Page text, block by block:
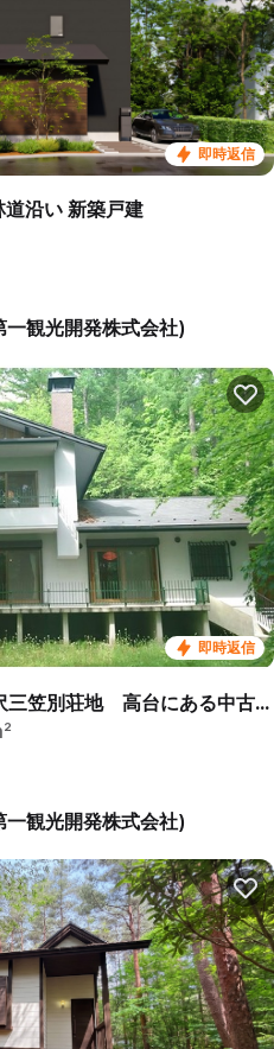
即時返信
沿い 新築戸建
観光開発株式会社)
即時返信
【動画付き】軽井沢 旧軽井沢三笠別荘地 高台にある中古別荘
観光開発株式会社)